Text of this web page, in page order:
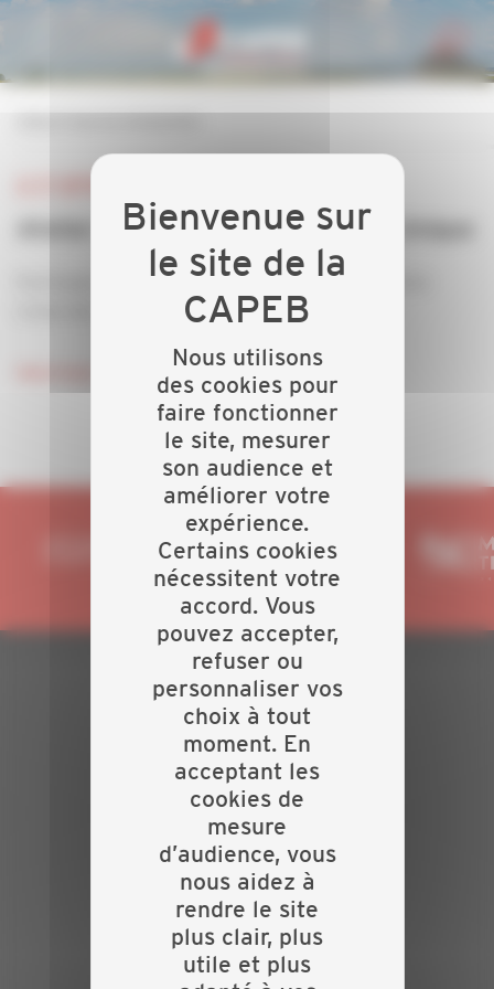
Atelier de création du Document Unique
Participez gratuitement à une session DU collective
(réservée aux adhérents de la CAPEB Manche)
PLAN DU SITE
Actualités
Evénements
Présentation
Nos batailles
Nos services
Contact
INFORMATIONS
Crédits
Mentions légales
Nous utilisons
des cookies pour
faire fonctionner
le site, mesurer
son audience et
améliorer votre
expérience.
Certains cookies
nécessitent votre
accord. Vous
pouvez accepter,
refuser ou
personnaliser vos
choix à tout
moment. En
acceptant les
cookies de
mesure
d’audience, vous
nous aidez à
rendre le site
plus clair, plus
utile et plus